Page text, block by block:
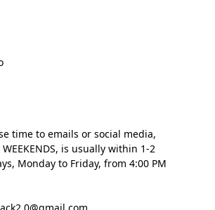
time to emails or social media,
WEEKENDS, is usually within 1-2
Monday to Friday, from 4:00 PM